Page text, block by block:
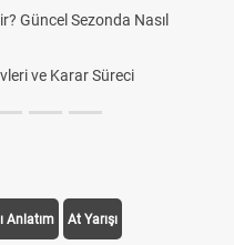
Güncel Sezonda Nasıl
ve Karar Süreci
Anlatım At Yarışı